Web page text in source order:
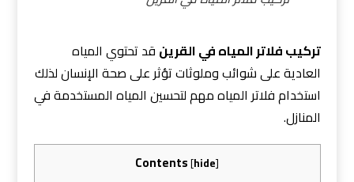
تركيب فلاتر المياه في القرين قد تحتوي المياه
العادية على شوائب وملوثات تؤثر على صحة الإنسان لذلك
استخدام فلاتر المياه مهم لتحسين المياه المستخدمة في
المنازل.
Contents[hide]